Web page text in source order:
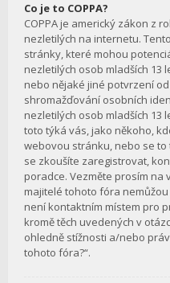
Co je to COPPA?
COPPA je americký zákon z
nezletilých na internetu.
stránky, které mohou
nezletilých osob mladších 13
nebo nějaké jiné potvrzení
shromažďování osobních
nezletilých osob mladších 13
toto týká vás, jako někoho,
webovou stránku, nebo se
se zkoušíte zaregistrovat,
poradce. Vezměte prosím na
majitelé tohoto fóra
není kontaktním místem pro
kromě těch uvedených v
ohledně stížnosti a/nebo
tohoto fóra?“.